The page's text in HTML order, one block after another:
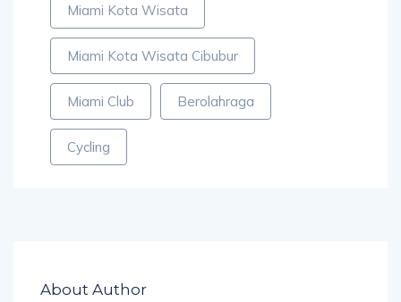
Miami Kota Wisata
Miami Kota Wisata Cibubur
Miami Club Berolahraga
Cycling
About Author